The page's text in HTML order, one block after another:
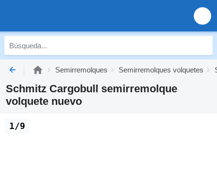
Semirremolques Semirremolques volquetes
Schmitz Cargobull semirremolque
volquete nuevo
1/9